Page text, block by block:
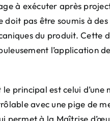
à exécuter après
doit pas être soumis à
du produit.
l’application
principal est celui
avec une pige de
permet à la Maîtrise